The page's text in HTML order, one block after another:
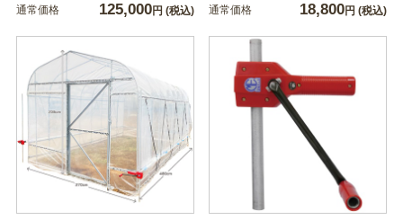
通常価格 125,000円 (税込) 通常価格 18,800円 (税込)